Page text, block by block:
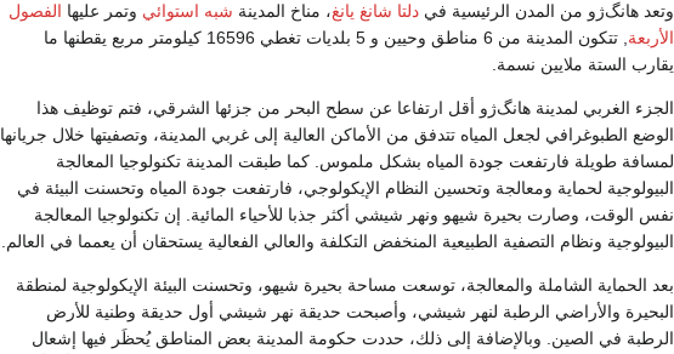
وتعد هانگ‌ژو من المدن الرئيسية في دلتا شانغ يانغ، مناخ المدينة شبه استوائي وتمر عليها الفصول
الأربعة
, تتكون المدينة من 6 مناطق وحيين و 5 بلديات تغطي 16596 كيلومتر مربع يقطنها ما
يقارب الستة ملايين نسمة.
الجزء الغربي لمدينة هانگ‌ژو أقل ارتفاعا عن سطح البحر من جزئها الشرقي، فتم توظيف هذا
الوضع الطبوغرافي لجعل المياه تتدفق من الأماكن العالية إلى غربي المدينة، وتصفيتها خلال جريانها
لمسافة طويلة فارتفعت جودة المياه بشكل ملموس. كما طبقت المدينة تكنولوجيا المعالجة
البيولوجية لحماية ومعالجة وتحسين النظام الإيكولوجي، فارتفعت جودة المياه وتحسنت البيئة في
نفس الوقت، وصارت بحيرة شيهو ونهر شيشي أكثر جذبا للأحياء المائية. إن تكنولوجيا المعالجة
البيولوجية ونظام التصفية الطبيعية المنخفض التكلفة والعالي الفعالية يستحقان أن يعمما في العالم.
بعد الحماية الشاملة والمعالجة، توسعت مساحة بحيرة شيهو، وتحسنت البيئة الإيكولوجية لمنطقة
البحيرة والأراضي الرطبة لنهر شيشي، وأصبحت حديقة نهر شيشي أول حديقة وطنية للأرض
الرطبة في الصين. وبالإضافة إلى ذلك، حددت حكومة المدينة بعض المناطق يُحظَر فيها إشعال